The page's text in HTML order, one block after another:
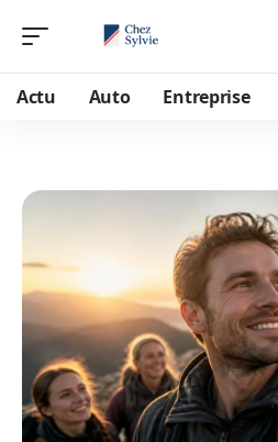
Actu Auto Entreprise